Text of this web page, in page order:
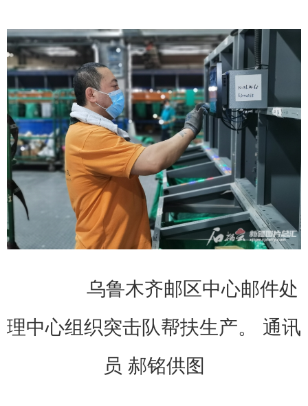
乌鲁木齐邮区中心邮件处
理中心组织突击队帮扶生产。 通讯
员 郝铭供图